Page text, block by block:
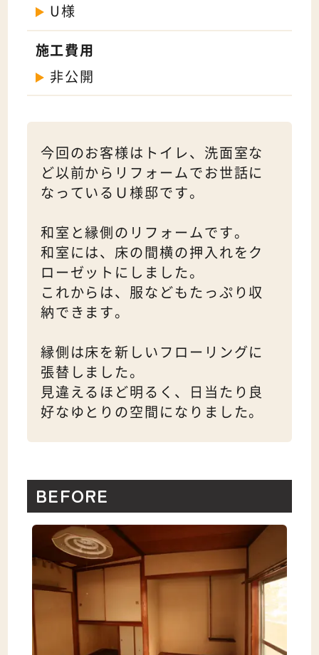
U様
施工費用
非公開
今回のお客様はトイレ、洗面室な
ど以前からリフォームでお世話に
なっているＵ様邸です。
和室と縁側のリフォームです。
和室には、床の間横の押入れをク
ローゼットにしました。
これからは、服などもたっぷり収
納できます。
縁側は床を新しいフローリングに
張替しました。
見違えるほど明るく、日当たり良
好なゆとりの空間になりました。
BEFORE